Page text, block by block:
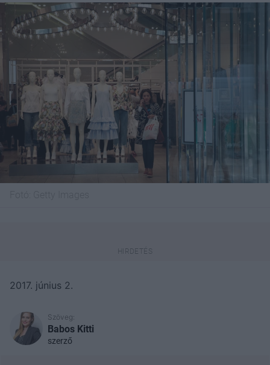
2017. június 2.
Szöveg:
Babos Kitti
szerző